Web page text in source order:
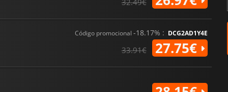
32.49€
Código promocional -18.17% : DCG2AD1Y4E
33.91€ 27.75€